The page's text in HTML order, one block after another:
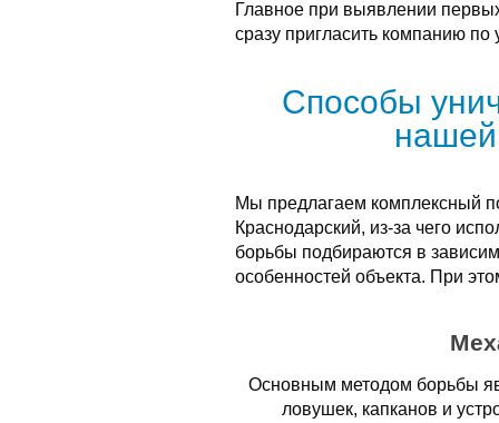
Главное при выявлении
сразу пригласить компанию
Способы
Мы предлагаем комплексный
Краснодарский, из-за чего
борьбы подбираются в
особенностей объекта. При
Основным методом борьбы
ловушек, капканов и